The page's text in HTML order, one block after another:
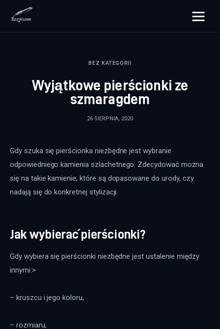
rozpisane.pl
Zdrowie
Więcej
BEZ KATEGORII
Wyjątkowe pierścionki ze
szmaragdem
26 SIERPNIA, 2020
Gdy szuka się pierścionka niezbędne jest wybranie
odpowiedniego kamienia szlachetnego. Zdecydować można
się na takie kamienie, które są dopasowane do urody, czy
nadają się do konkretnej stylizacji.
Jak wybierać pierścionki?
Gdy wybiera się pierścionki niezbędne jest ustalenie między
innymi:>
– kruszcu i jego koloru,
– rozmiaru,